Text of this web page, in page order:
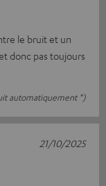
le bruit et un
donc pas toujours
automatiquement *)
21/10/2025